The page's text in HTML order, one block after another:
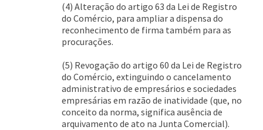
(4) Alteração do artigo 63 da Lei de Registro
do Comércio, para ampliar a dispensa do
reconhecimento de firma também para as
procurações.
(5) Revogação do artigo 60 da Lei de Registro
do Comércio, extinguindo o cancelamento
administrativo de empresários e sociedades
empresárias em razão de inatividade (que, no
conceito da norma, significa ausência de
arquivamento de ato na Junta Comercial).